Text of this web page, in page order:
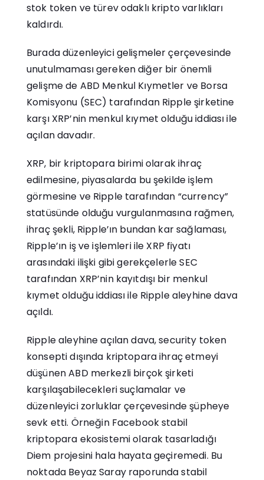
stok token ve türev odaklı kripto varlıkları
kaldırdı.
Burada düzenleyici gelişmeler çerçevesinde
unutulmaması gereken diğer bir önemli
gelişme de ABD Menkul Kıymetler ve Borsa
Komisyonu (SEC) tarafından Ripple şirketine
karşı XRP’nin menkul kıymet olduğu iddiası ile
açılan davadır.
XRP, bir kriptopara birimi olarak ihraç
edilmesine, piyasalarda bu şekilde işlem
görmesine ve Ripple tarafından “currency”
statüsünde olduğu vurgulanmasına rağmen,
ihraç şekli, Ripple’ın bundan kar sağlaması,
Ripple’ın iş ve işlemleri ile XRP fiyatı
arasındaki ilişki gibi gerekçelerle SEC
tarafından XRP’nin kayıtdışı bir menkul
kıymet olduğu iddiası ile Ripple aleyhine dava
açıldı.
Ripple aleyhine açılan dava, security token
konsepti dışında kriptopara ihraç etmeyi
düşünen ABD merkezli birçok şirketi
karşılaşabilecekleri suçlamalar ve
düzenleyici zorluklar çerçevesinde şüpheye
sevk etti. Örneğin Facebook stabil
kriptopara ekosistemi olarak tasarladığı
Diem projesini hala hayata geçiremedi. Bu
noktada Beyaz Saray raporunda stabil